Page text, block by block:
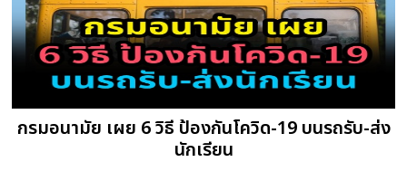
กรมอนามัย เผย 6 วิธี ป้องกันโควิด-19 บนรถรับ-ส่ง
นักเรียน